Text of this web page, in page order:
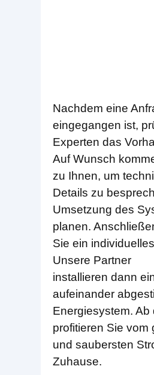
Nachdem eine
eingegangen ist,
Experten das
Auf Wunsch
zu Ihnen, um
Details zu
Umsetzung des
planen.
Sie ein
Unsere Partner
installieren dann
aufeinander
Energiesystem. Ab
profitieren Sie vom
und saubersten
Zuhause.